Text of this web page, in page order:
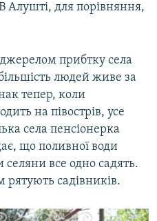
для порівняння,
прибтку села
людей живе за
тепер, коли
на півострів, усе
села пенсіонерка
що поливної води
селяни все одно садять.
рятують садівників.